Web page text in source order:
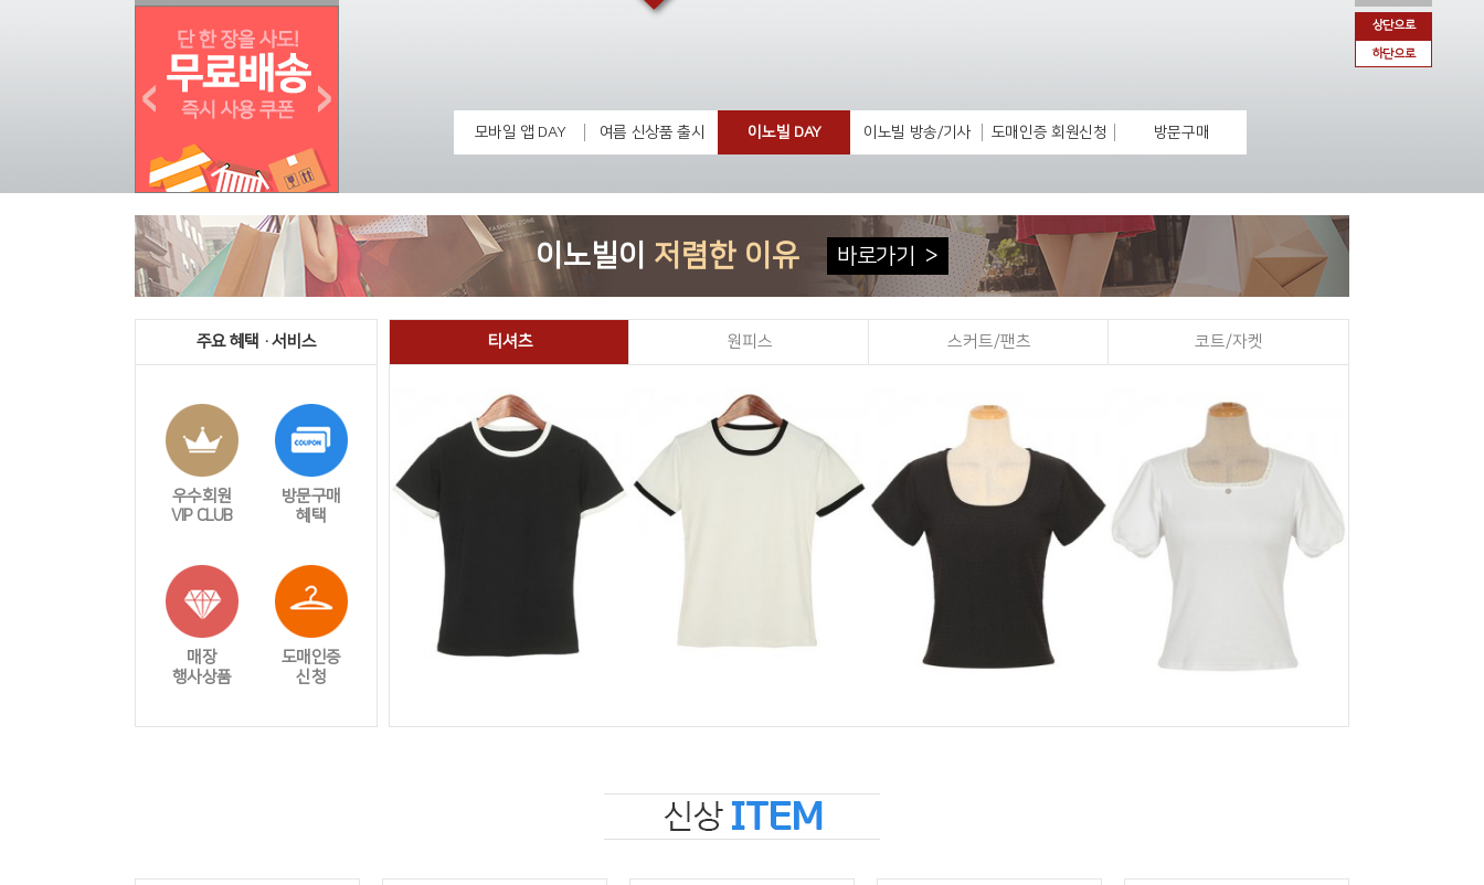
상단으로
하단으로
모바일 앱 DAY 여름 신상품 출시 이노빌 DAY 이노빌 방송/기사 도매인증 회원신청 방문구매
이노빌이 저렴한 이유 바로가기 >
주요 혜택 · 서비스
우수회원
VIP CLUB
방문구매
혜택
매장
행사상품
도매인증
신청
티셔츠 원피스 스커트/팬츠 코트/자켓